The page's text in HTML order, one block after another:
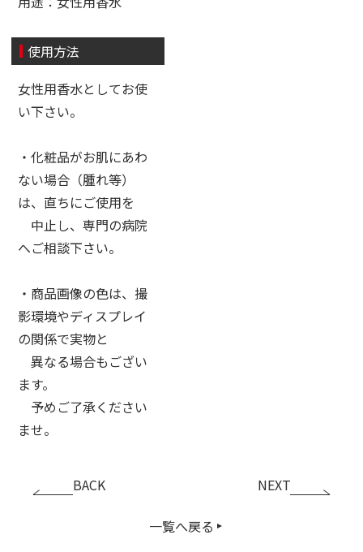
使用方法
女性用香水としてお使
い下さい。
・化粧品がお肌にあわ
ない場合（腫れ等）
は、直ちにご使用を
中止し、専門の病院
へご相談下さい。
・商品画像の色は、撮
影環境やディスプレイ
の関係で実物と
異なる場合もござい
ます。
予めご了承ください
ませ。
BACK
一覧へ戻る
NEXT